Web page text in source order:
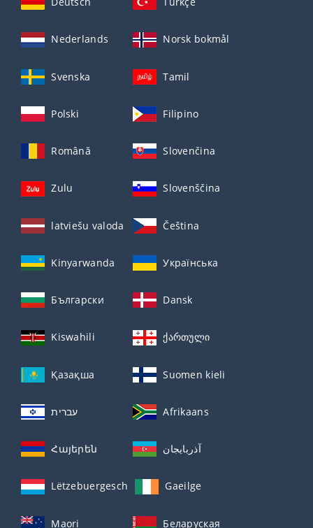
Nederlands Norsk bokmål
Svenska Tamil
Polski Filipino
Română Slovenčina
Zulu Slovenščina
latviešu valoda Čeština
Kinyarwanda Українська
Български Dansk
Kiswahili ქართული
Қазақша Suomen kieli
עברית Afrikaans
Հայերեն آذربايجان
Lëtzebuergesch Gaeilge
Maori Беларуская